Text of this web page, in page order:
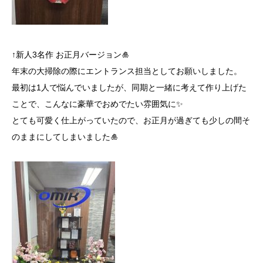
↑新人3名作 お正月バージョン🎍
年末の大掃除の際にエントランス担当としてお願いしました。
最初は1人で悩んでいましたが、同期と一緒に考えて作り上げた
ことで、こんなに豪華でおめでたい雰囲気に✨
とても可愛く仕上がっていたので、お正月が過ぎても少しの間そ
のままにしてしまいました🎍